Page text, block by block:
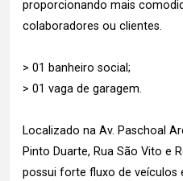
proporcionando mais
colaboradores ou clientes.
> 01 banheiro social;
> 01 vaga de garagem.
Localizado na Av. Paschoal
Pinto Duarte, Rua São Vito e
possui forte fluxo de veículos